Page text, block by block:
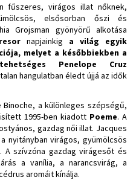
fűszeres, virágos illat nőknek,
elsősorban őszi és
Grojsman gyönyörű alkotása
napjainkig a világ egyik
melyet a későbbiekben a
Penelope Cruz
hangulatban éledt újjá az idők
a különleges szépségű,
1995-ben kiadott Poeme. A
gazdag női illat. Jacques
nyitányban virágos, gyümölcsös
szívzóna gazdag virágesőt és
a vanília, a narancsvirág, a
aromáit kínálja.